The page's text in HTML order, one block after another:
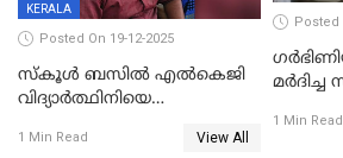
KERALA
Posted On 19-12-2025
സ്കൂൾ ബസിൽ എൽകെജി
വിദ്യാര്‍ത്ഥിനിയെ
ക്ലീനര്‍ പിടിയിൽ
1 Min Read View All
Posted
മര്‍ദിച്ച
യുവതി
1 Min Read